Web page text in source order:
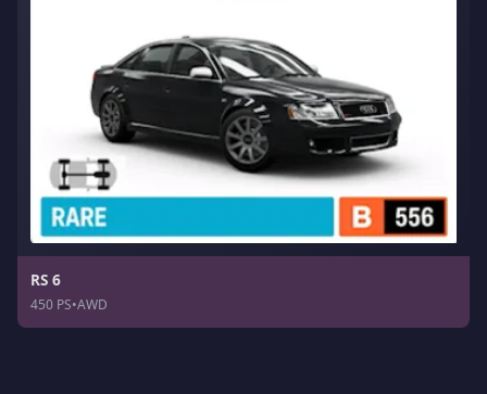
RS 6
450 PS•AWD